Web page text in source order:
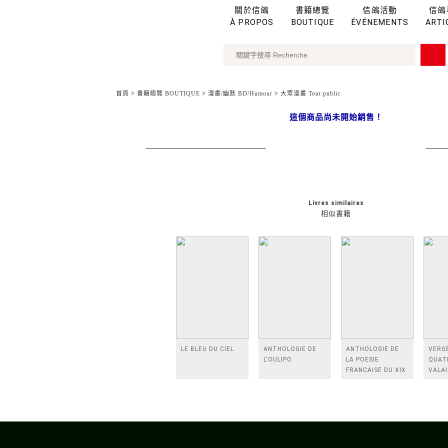
關於信鴿
À PROPOS
書籍總覽
BOUTIQUE
信鴿活動
ÉVÉNEMENTS
信鴿
首頁 > 書籍總覽 BOUTIQUE > 漫畫/幽默 BD/Humour > 大眾漫畫 Tout public
這個商品尚未開始銷售！
相似書籍
Livres similaires
LE BLEU DU CIEL
ANTHOLOGIE DE
L'OULIPO
ANTHOLOGIE DE
LA POESIE
FRANCAISE DU XIX